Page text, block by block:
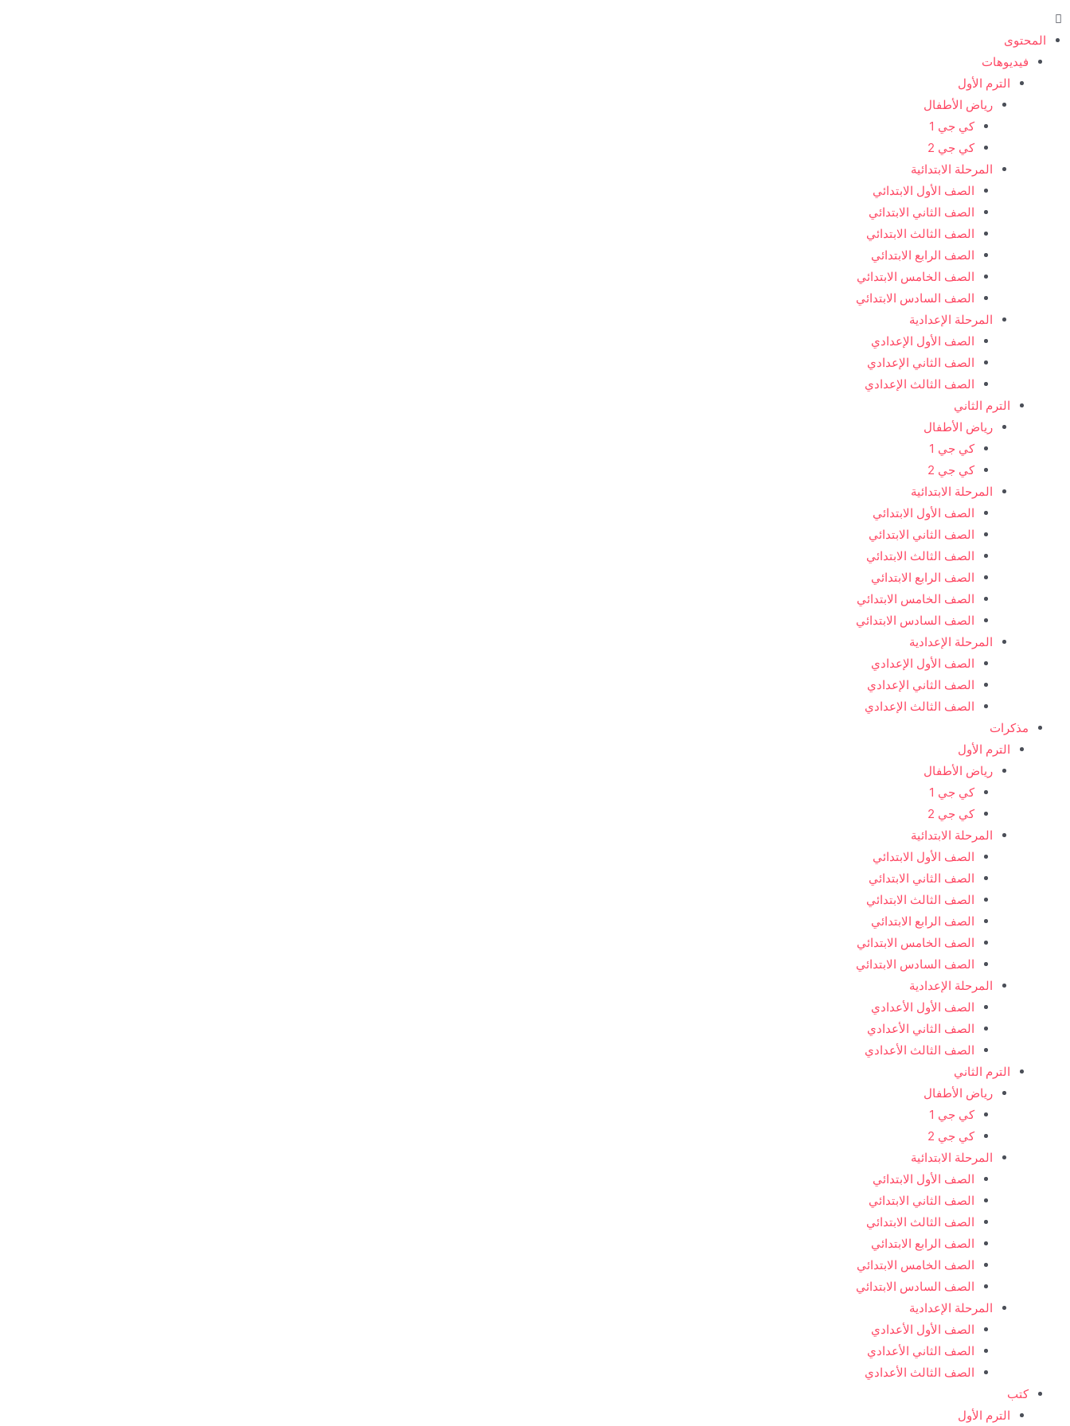
المحتوى
فيديوهات
الترم الأول
رياض الأطفال
كي جي 1
كي جي 2
المرحلة الابتدائية
الصف الأول الابتدائي
الصف الثاني الابتدائي
الصف الثالث الابتدائي
الصف الرابع الابتدائي
الصف الخامس الابتدائي
الصف السادس الابتدائي
المرحلة الإعدادية
الصف الأول الإعدادي
الصف الثاني الإعدادي
الصف الثالث الإعدادي
الترم الثاني
رياض الأطفال
كي جي 1
كي جي 2
المرحلة الابتدائية
الصف الأول الابتدائي
الصف الثاني الابتدائي
الصف الثالث الابتدائي
الصف الرابع الابتدائي
الصف الخامس الابتدائي
الصف السادس الابتدائي
المرحلة الإعدادية
الصف الأول الإعدادي
الصف الثاني الإعدادي
الصف الثالث الإعدادي
مذكرات
الترم الأول
رياض الأطفال
كي جي 1
كي جي 2
المرحلة الابتدائية
الصف الأول الابتدائي
الصف الثاني الابتدائي
الصف الثالث الابتدائي
الصف الرابع الابتدائي
الصف الخامس الابتدائي
الصف السادس الابتدائي
المرحلة الإعدادية
الصف الأول الأعدادي
الصف الثاني الأعدادي
الصف الثالث الأعدادي
الترم الثاني
رياض الأطفال
كي جي 1
كي جي 2
المرحلة الابتدائية
الصف الأول الابتدائي
الصف الثاني الابتدائي
الصف الثالث الابتدائي
الصف الرابع الابتدائي
الصف الخامس الابتدائي
الصف السادس الابتدائي
المرحلة الإعدادية
الصف الأول الأعدادي
الصف الثاني الأعدادي
الصف الثالث الأعدادي
كتب
الترم الأول